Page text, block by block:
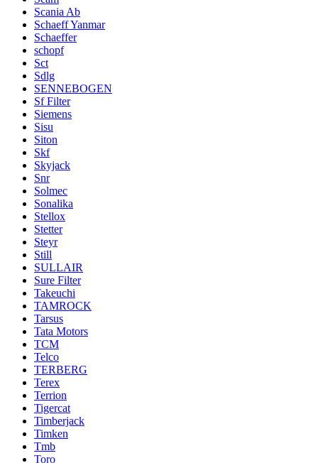
Scania Ab
Schaeff Yanmar
Schaeffer
schopf
Sct
Sdlg
SENNEBOGEN
Sf Filter
Siemens
Sisu
Siton
Skf
Skyjack
Snr
Solmec
Sonalika
Stellox
Stetter
Steyr
Still
SULLAIR
Sure Filter
Takeuchi
TAMROCK
Tarsus
Tata Motors
TCM
Telco
TERBERG
Terex
Terrion
Tigercat
Timberjack
Timken
Tmb
Toro